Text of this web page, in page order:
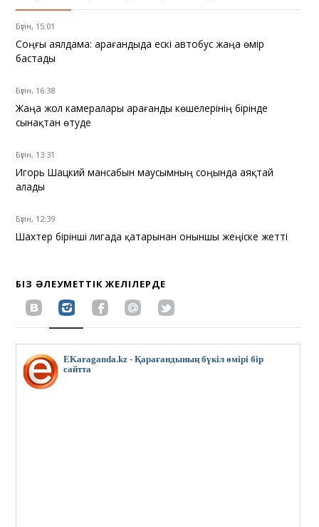
Бүгін, 15:01
Соңғы аялдама: Қарағандыда ескі автобус жаңа өмір
бастады
Бүгін, 16:38
Жаңа жол камералары Қарағанды көшелерінің бірінде
сынақтан өтуде
Бүгін, 13:31
Игорь Шацкий мансабын маусымның соңында аяқтай
алады
Бүгін, 12:39
Шахтер бірінші лигада қатарынан оныншы жеңіске жетті
БІЗ ӘЛЕУМЕТТІК ЖЕЛІЛЕРДЕ
EKaraganda.kz - Қарағандының бүкіл өмірі бір
сайтта